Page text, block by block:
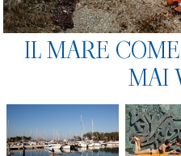
IL MARE
MAI